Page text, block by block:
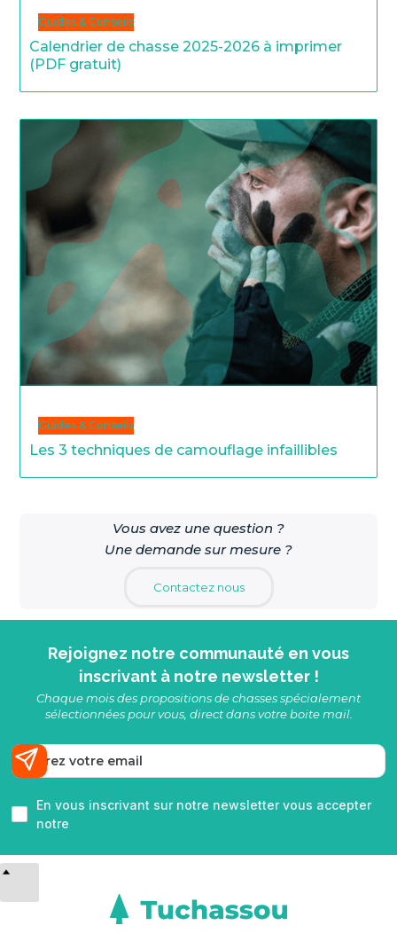
Guides & Conseils
Calendrier de chasse 2025-2026 à imprimer
(PDF gratuit)
Guides & Conseils
Les 3 techniques de camouflage infaillibles
Vous avez une question ?
Une demande sur mesure ?
Contactez nous
Rejoignez notre communauté en vous
inscrivant à notre newsletter !
Chaque mois des propositions de chasses spécialement
sélectionnées pour vous, direct dans votre boite mail.
En vous inscrivant sur notre newsletter vous accepter
notre